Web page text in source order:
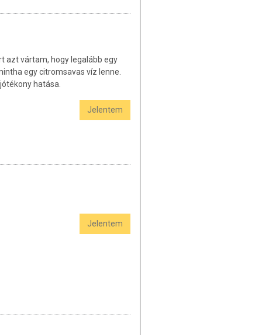
azt vártam, hogy legalább egy
egy citromsavas víz lenne.
hatása.
Jelentem
Jelentem